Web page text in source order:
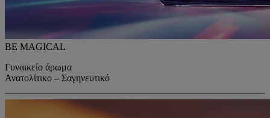
BE MAGICAL
Γυναικείο άρωμα
Ανατολίτικο – Σαγηνευτικό